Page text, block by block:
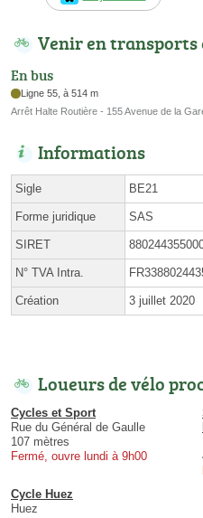
Venir en transports
En bus
Ligne 55, à 514 m
Arrêt Halte Routière - 155 Avenue de la
Informations
Sigle BE21
Forme juridique SAS
SIRET
N° TVA Intra.
Création 3 juillet 2020
Loueurs de vélo
Cycles et Sport
Rue du Général de Gaulle
107 mètres
Fermé, ouvre lundi à 9h00
Cycle Huez
Huez